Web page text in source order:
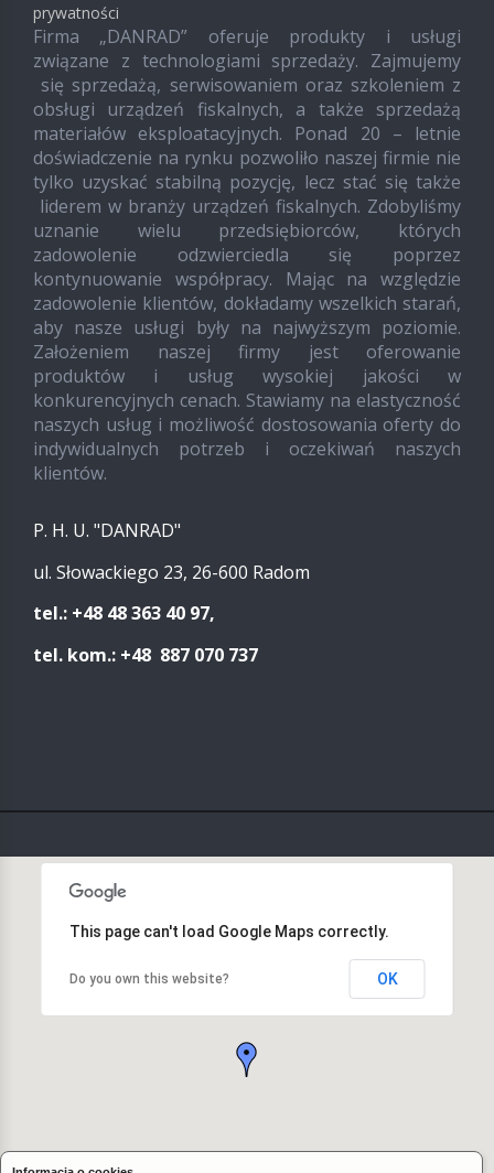
prywatności
Firma „DANRAD” oferuje produkty i usługi
związane z technologiami sprzedaży. Zajmujemy
się sprzedażą, serwisowaniem oraz szkoleniem z
obsługi urządzeń fiskalnych, a także sprzedażą
materiałów eksploatacyjnych. Ponad 20 – letnie
doświadczenie na rynku pozwoliło naszej firmie nie
tylko uzyskać stabilną pozycję, lecz stać się także
liderem w branży urządzeń fiskalnych. Zdobyliśmy
uznanie wielu przedsiębiorców, których
zadowolenie odzwierciedla się poprzez
kontynuowanie współpracy. Mając na względzie
zadowolenie klientów, dokładamy wszelkich starań,
aby nasze usługi były na najwyższym poziomie.
Założeniem naszej firmy jest oferowanie
produktów i usług wysokiej jakości w
konkurencyjnych cenach. Stawiamy na elastyczność
naszych usług i możliwość dostosowania oferty do
indywidualnych potrzeb i oczekiwań naszych
klientów.
P. H. U. "DANRAD"
ul. Słowackiego 23, 26-600 Radom
tel.: +48 48 363 40 97,
tel. kom.: +48 887 070 737
This page can't load Google Maps correctly.
Do you own this website? OK